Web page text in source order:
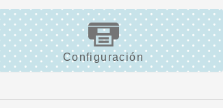
Configuración